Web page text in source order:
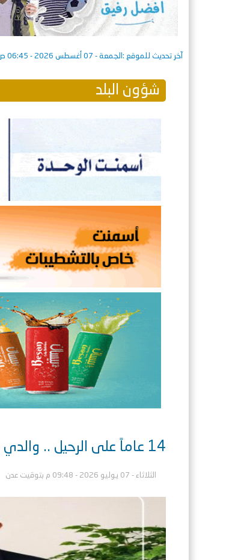
آخر تحديث للموقع : الجمعة - 07 أغسطس 2026 - 06:45 ص
شؤون البلد
14 عاماً على الرحيل .. والدي طيب الله ثراه
الثلاثاء - 07 يوليو 2026 - 09:48 م بتوقيت عدن